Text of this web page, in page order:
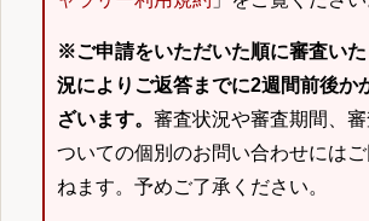
※ご申請をいただいた順に審査い
況によりご返答までに2週間前後か
ざいます。 審査状況や審査期間、
ついての個別のお問い合わせには
ねます。予めご了承ください。